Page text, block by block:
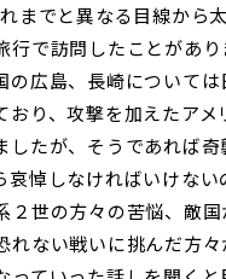
までと異なる目線から
で訪問したことがあ
広島、長崎について
り、攻撃を加えたア
たが、そうであれば
悼しなければいけな
世の方々の苦悩、敵
ない戦いに挑んだ方